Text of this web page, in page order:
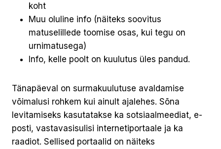
koht
Muu oluline info (näiteks soovitus
matuselillede toomise osas, kui tegu on
urnimatusega)
Info, kelle poolt on kuulutus üles pandud.
Tänapäeval on surmakuulutuse avaldamise
võimalusi rohkem kui ainult ajalehes. Sõna
levitamiseks kasutatakse ka sotsiaalmeediat, e-
posti, vastavasisulisi internetiportaale ja ka
raadiot. Sellised portaalid on näiteks